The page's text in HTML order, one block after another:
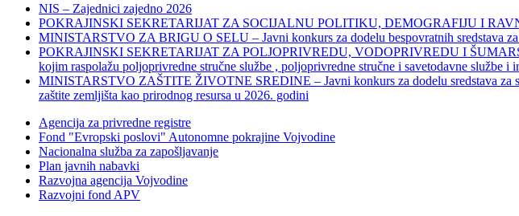
NIS – Zajednici zajedno 2026
POKRAJINSKI SEKRETARIJAT ZA SOCIJALNU POLITIKU, DEMOGRAFIJU I
MINISTARSTVO ZA BRIGU O SELU – Javni konkurs za dodelu bespovratnih sredstava
POKRAJINSKI SEKRETARIJAT ZA POLJOPRIVREDU, VODOPRIVREDU I
kojim raspolažu poljoprivredne stručne službe , poljoprivredne stručne i savetodavne službe i
MINISTARSTVO ZAŠTITE ŽIVOTNE SREDINE – Javni konkurs za dodelu sredstava za
zaštite zemljišta kao prirodnog resursa u 2026. godini
Agencija za privredne registre
Fond "Evropski poslovi" Autonomne pokrajine Vojvodine
Nacionalna služba za zapošljavanje
Plan javnih nabavki
Razvojna agencija Vojvodine
Razvojni fond APV